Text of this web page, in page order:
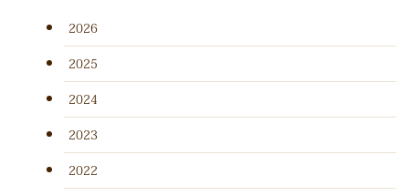
2026
2025
2024
2023
2022